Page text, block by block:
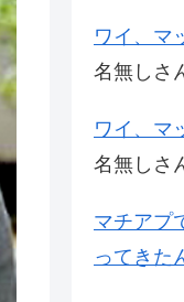
ワイ、マ
名無しさ
ワイ、マ
名無しさ
マチアプ
ってきた